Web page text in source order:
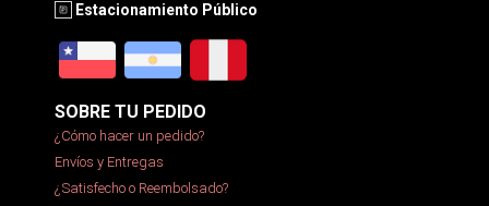
Estacionamiento Público
SOBRE TU PEDIDO
¿Cómo hacer un pedido?
Envíos y Entregas
¿Satisfecho o Reembolsado?